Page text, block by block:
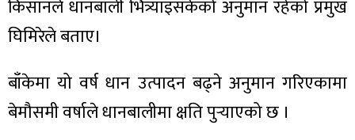
किसानले धानबाली भित्र्याइसकेको अनुमान रहेको प्रमुख
घिमिरेले बताए।
बाँकेमा यो वर्ष धान उत्पादन बढ्ने अनुमान गरिएकामा
बेमौसमी वर्षाले धानबालीमा क्षति पुर्‍याएको छ ।